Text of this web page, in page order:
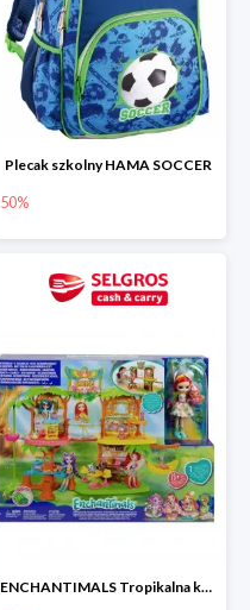
Plecak szkolny HAMA SOCCER
50%
ENCHANTIMALS Tropikalna kawiarenka zestaw